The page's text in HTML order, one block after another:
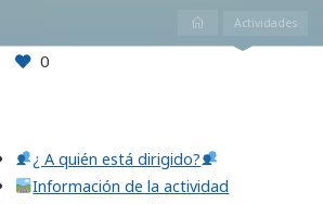
InicioActividades
0
​¿ A quién está dirigido?
Información de la actividad